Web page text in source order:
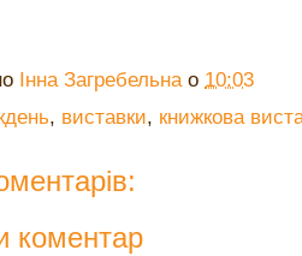
Інна Загребельна о 10:03
, виставки, книжкова
коментар